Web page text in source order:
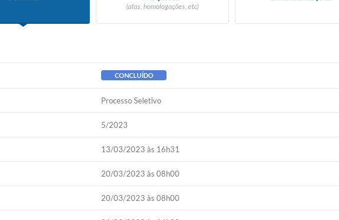
(atas, homologações, etc)
CONCLUÍDO
Processo Seletivo
5/2023
13/03/2023 às 16h31
20/03/2023 às 08h00
20/03/2023 às 08h00